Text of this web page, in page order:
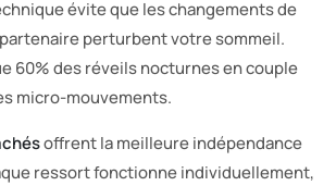
évite que les changements de
perturbent votre sommeil.
60% des réveils nocturnes en couple
micro-mouvements.
offrent la meilleure indépendance
ressort fonctionne individuellement,